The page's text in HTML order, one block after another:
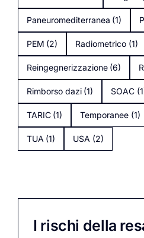
Paneuromediterranea (1)
PEM (2) Radiometrico (1)
Reingegnerizzazione (6)
Rimborso dazi (1) SOAC
TARIC (1) Temporanee (1)
TUA (1) USA (2)
I rischi della